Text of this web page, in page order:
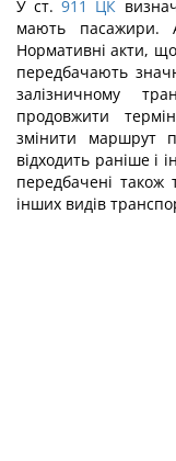
У ст. 911 ЦК
мають пасажири.
Нормативні акти,
передбачають
залізничному
продовжити
змінити маршрут
відходить раніше і
передбачені також
інших видів